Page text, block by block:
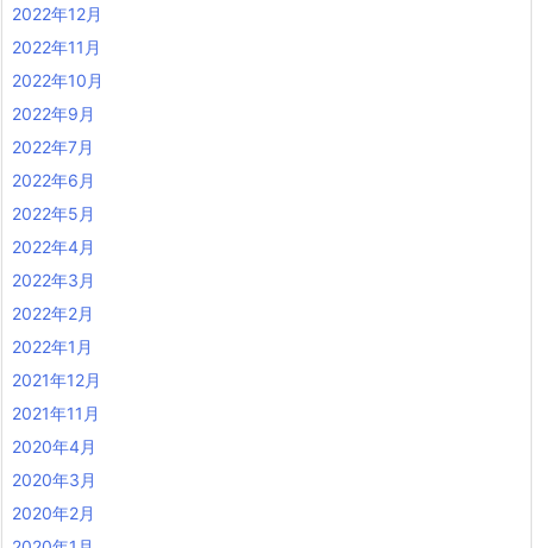
2022年12月
2022年11月
2022年10月
2022年9月
2022年7月
2022年6月
2022年5月
2022年4月
2022年3月
2022年2月
2022年1月
2021年12月
2021年11月
2020年4月
2020年3月
2020年2月